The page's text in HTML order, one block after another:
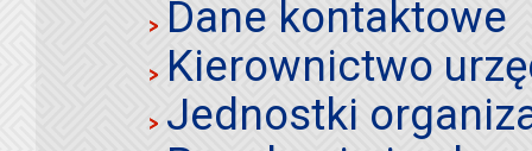
Dane kontaktowe
Kierownictwo
Jednostki